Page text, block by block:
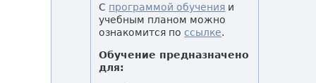
С программой обучения и
учебным планом можно
ознакомится поссылке.
Обучение предназначено
для: